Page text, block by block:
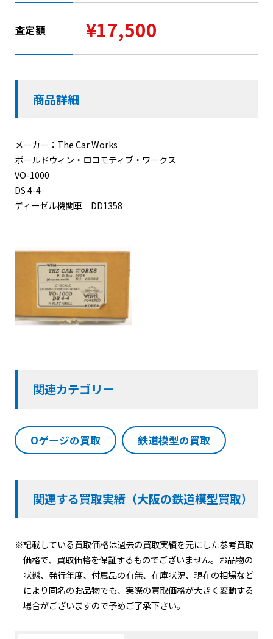
査定額 ¥17,500
商品詳細
メーカー：The Car Works
ボールドウィン・ロコモティブ・ワークス
VO-1000
DS 4-4
ディーゼル機関車 DD1358
関連カテゴリー
Oゲージの買取 鉄道模型の買取
関連する買取実績（大阪の鉄道模型買取）
※記載している買取価格は過去の買取実績を元にした参考買取
価格で、買取価格を保証するものでございません。お品物の
状態、発行年度、付属品の有無、在庫状況、現在の相場など
により同名のお品物でも、実際の買取価格が大きく変動する
場合がございますので予めご了承下さい。